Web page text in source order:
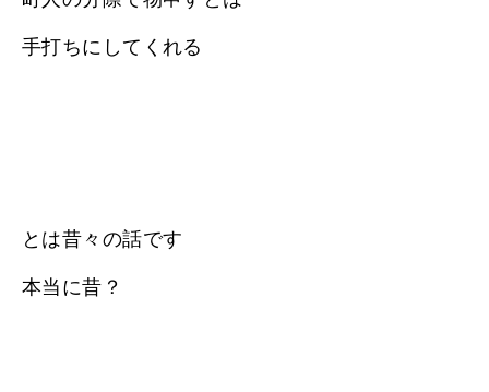
手打ちにしてくれる
とは昔々の話です
本当に昔？